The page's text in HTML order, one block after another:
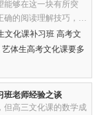
能够在这一块有所突
确的阅读理解技巧，深
文化课培训机...
文化课补习班 高考文
体生高考文化课要多
班老师经验之谈
但高三文化课的数学成